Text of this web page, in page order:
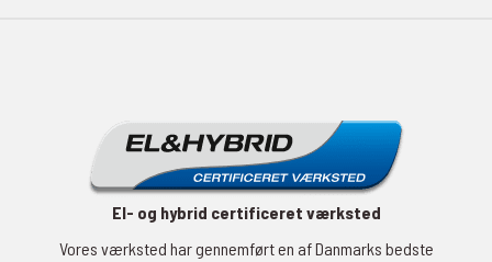
El- og hybrid certificeret værksted
Vores værksted har gennemført en af Danmarks bedste